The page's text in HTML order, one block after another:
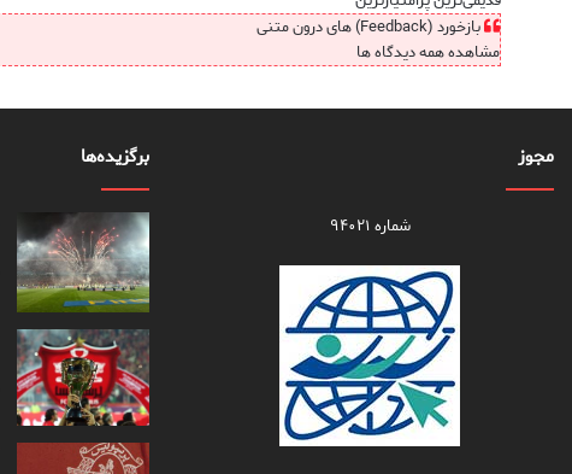
بازخورد (Feedback) های درون متنی
مشاهده همه دیدگاه ها
مجوز
شماره ۹۴۰۲۱
برگزیده‌ها